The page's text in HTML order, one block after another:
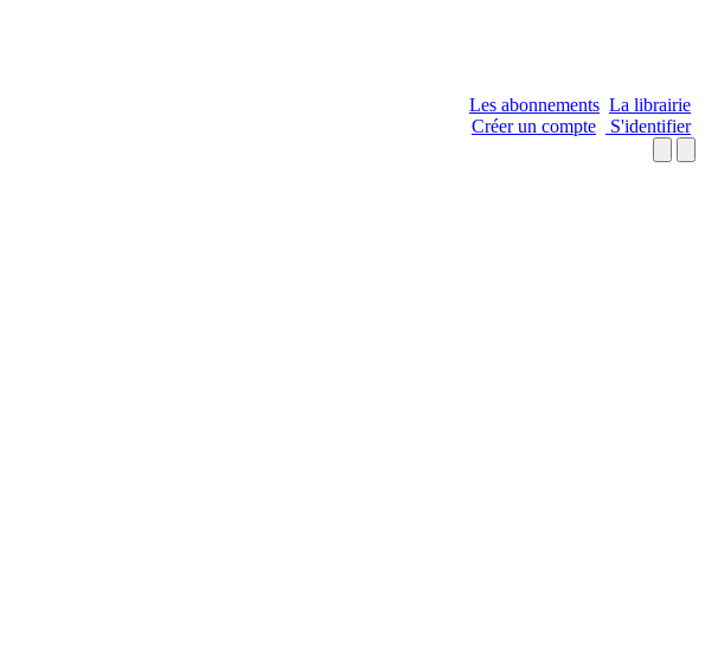
Les abonnements La librairie
Créer un compte
S'identifier